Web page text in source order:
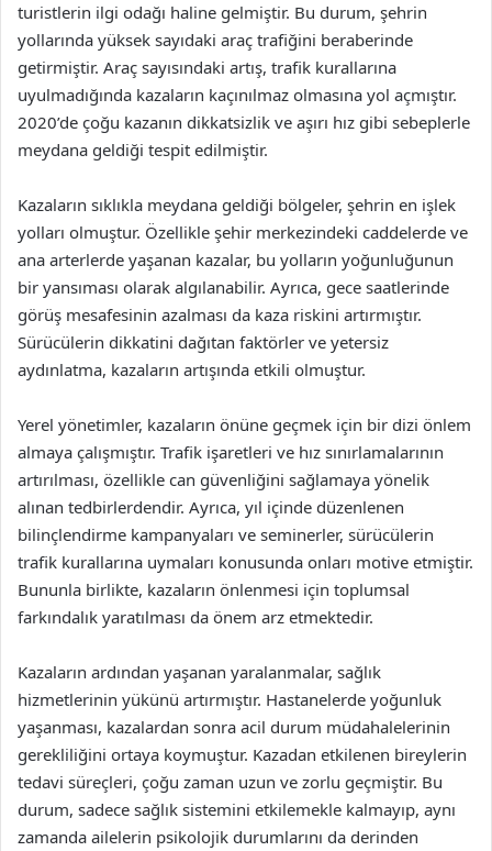
turistlerin ilgi odağı haline gelmiştir. Bu durum, şehrin
yollarında yüksek sayıdaki araç trafiğini beraberinde
getirmiştir. Araç sayısındaki artış, trafik kurallarına
uyulmadığında kazaların kaçınılmaz olmasına yol açmıştır.
2020’de çoğu kazanın dikkatsizlik ve aşırı hız gibi sebeplerle
meydana geldiği tespit edilmiştir.
Kazaların sıklıkla meydana geldiği bölgeler, şehrin en işlek
yolları olmuştur. Özellikle şehir merkezindeki caddelerde ve
ana arterlerde yaşanan kazalar, bu yolların yoğunluğunun
bir yansıması olarak algılanabilir. Ayrıca, gece saatlerinde
görüş mesafesinin azalması da kaza riskini artırmıştır.
Sürücülerin dikkatini dağıtan faktörler ve yetersiz
aydınlatma, kazaların artışında etkili olmuştur.
Yerel yönetimler, kazaların önüne geçmek için bir dizi önlem
almaya çalışmıştır. Trafik işaretleri ve hız sınırlamalarının
artırılması, özellikle can güvenliğini sağlamaya yönelik
alınan tedbirlerdendir. Ayrıca, yıl içinde düzenlenen
bilinçlendirme kampanyaları ve seminerler, sürücülerin
trafik kurallarına uymaları konusunda onları motive etmiştir.
Bununla birlikte, kazaların önlenmesi için toplumsal
farkındalık yaratılması da önem arz etmektedir.
Kazaların ardından yaşanan yaralanmalar, sağlık
hizmetlerinin yükünü artırmıştır. Hastanelerde yoğunluk
yaşanması, kazalardan sonra acil durum müdahalelerinin
gerekliliğini ortaya koymuştur. Kazadan etkilenen bireylerin
tedavi süreçleri, çoğu zaman uzun ve zorlu geçmiştir. Bu
durum, sadece sağlık sistemini etkilemekle kalmayıp, aynı
zamanda ailelerin psikolojik durumlarını da derinden